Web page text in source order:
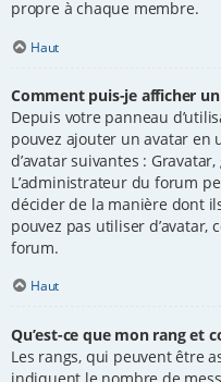
propre à chaque membre.
Haut
Comment puis-je afficher
Depuis votre panneau
pouvez ajouter un avatar en
d’avatar suivantes :
L’administrateur du forum
décider de la manière dont
pouvez pas utiliser
forum.
Haut
Qu’est-ce que mon rang et
Les rangs, qui peuvent être
indiquent le nombre de